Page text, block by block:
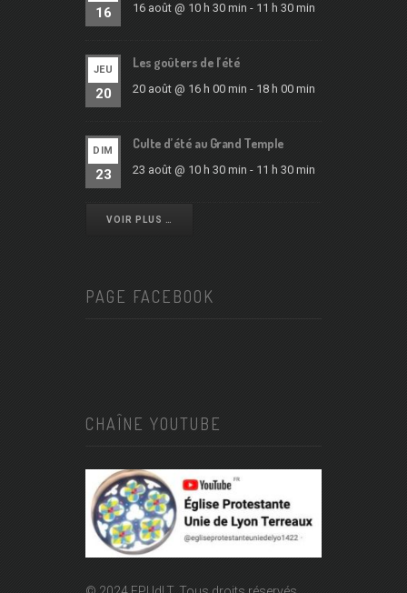
16 16 août @ 10 h 30 min - 11 h 30 min
JEU
20
Les goûters de l’été
20 août @ 16 h 00 min - 18 h 00 min
DIM
23
Culte d’été au Grand Temple
23 août @ 10 h 30 min - 11 h 30 min
VOIR PLUS …
PAGE FACEBOOK
CHAÎNE YOUTUBE